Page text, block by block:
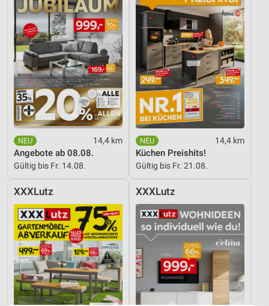
14,4 km
Angebote ab 08.08.
Gültig bis Fr. 14.08.
14,4 km
Küchen Preishits!
Gültig bis Fr. 21.08.
XXXLutz XXXLutz